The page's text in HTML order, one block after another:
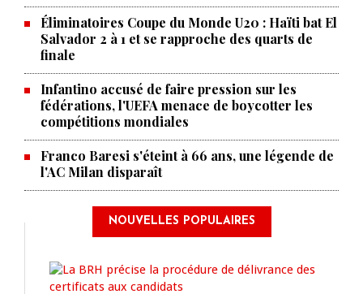
Éliminatoires Coupe du Monde U20 : Haïti bat El
Salvador 2 à 1 et se rapproche des quarts de
finale
Infantino accusé de faire pression sur les
fédérations, l'UEFA menace de boycotter les
compétitions mondiales
Franco Baresi s'éteint à 66 ans, une légende de
l'AC Milan disparaît
NOUVELLES POPULAIRES